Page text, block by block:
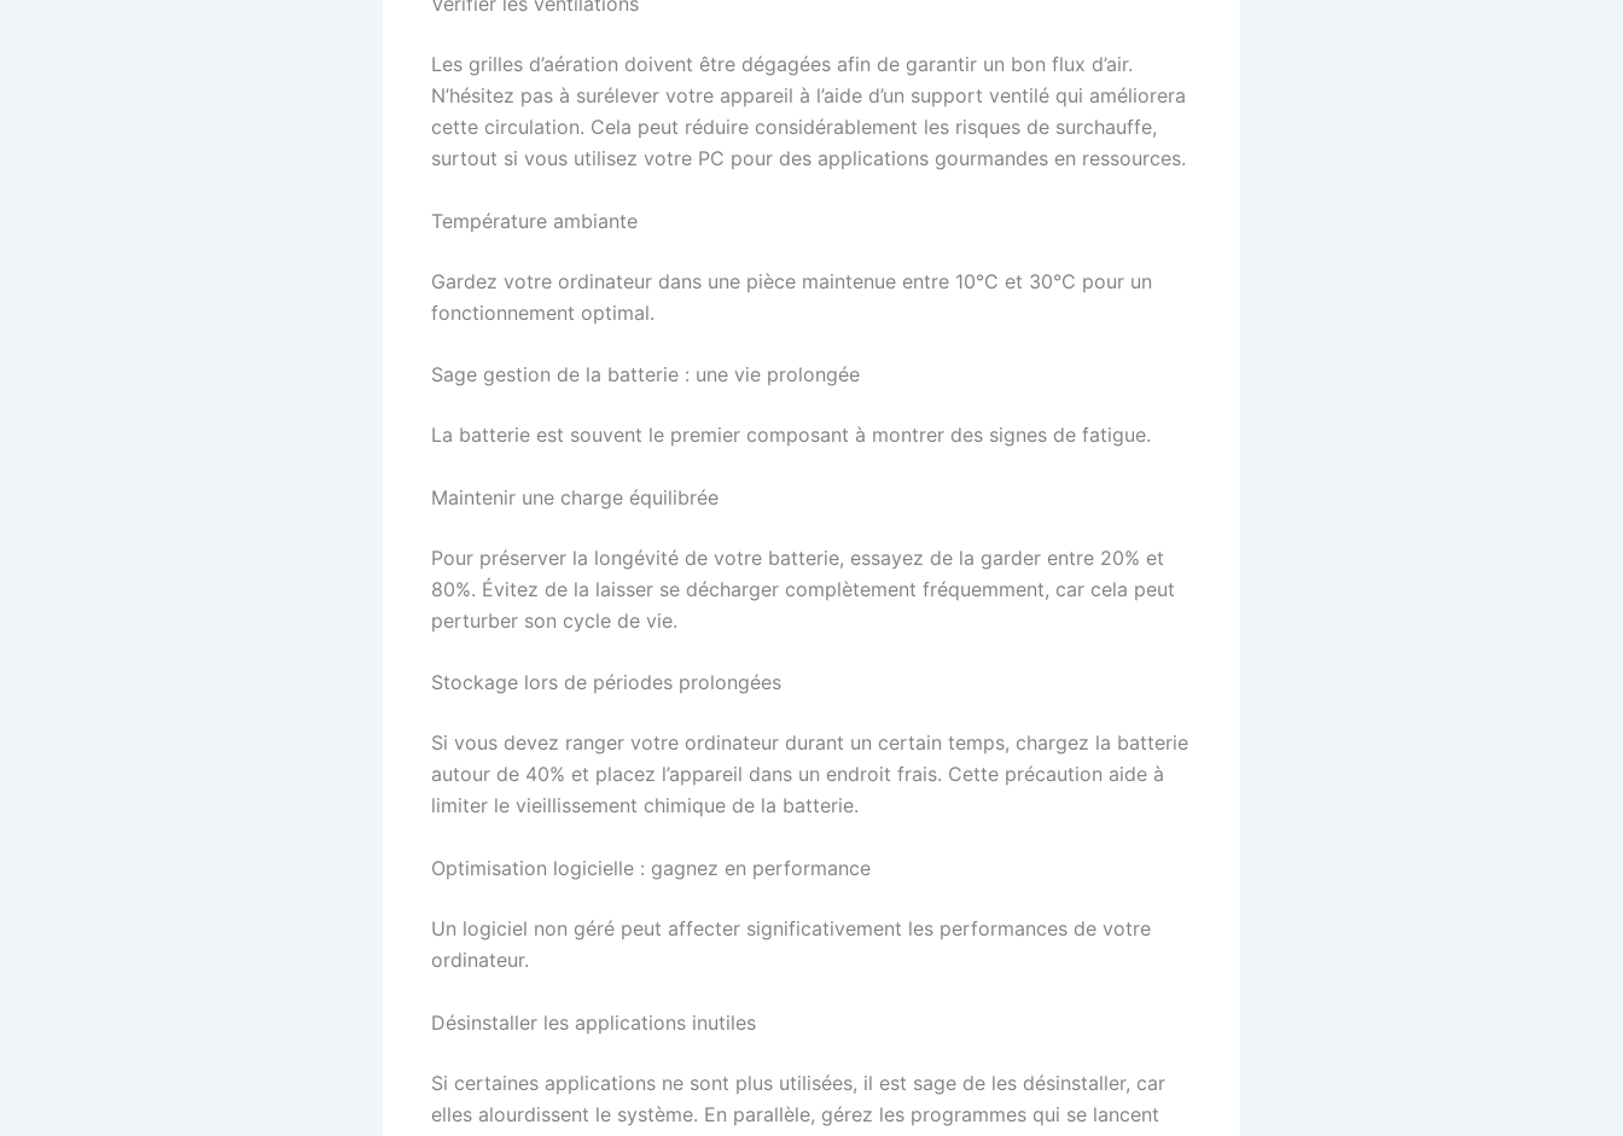
Les grilles d’aération doivent être dégagées afin de garantir un bon flux d’air.
N’hésitez pas à surélever votre appareil à l’aide d’un support ventilé qui améliorera
cette circulation. Cela peut réduire considérablement les risques de surchauffe,
surtout si vous utilisez votre PC pour des applications gourmandes en ressources.
Température ambiante
Gardez votre ordinateur dans une pièce maintenue entre 10°C et 30°C pour un
fonctionnement optimal.
Sage gestion de la batterie : une vie prolongée
La batterie est souvent le premier composant à montrer des signes de fatigue.
Maintenir une charge équilibrée
Pour préserver la longévité de votre batterie, essayez de la garder entre 20% et
80%. Évitez de la laisser se décharger complètement fréquemment, car cela peut
perturber son cycle de vie.
Stockage lors de périodes prolongées
Si vous devez ranger votre ordinateur durant un certain temps, chargez la batterie
autour de 40% et placez l’appareil dans un endroit frais. Cette précaution aide à
limiter le vieillissement chimique de la batterie.
Optimisation logicielle : gagnez en performance
Un logiciel non géré peut affecter significativement les performances de votre
ordinateur.
Désinstaller les applications inutiles
Si certaines applications ne sont plus utilisées, il est sage de les désinstaller, car
elles alourdissent le système. En parallèle, gérez les programmes qui se lancent